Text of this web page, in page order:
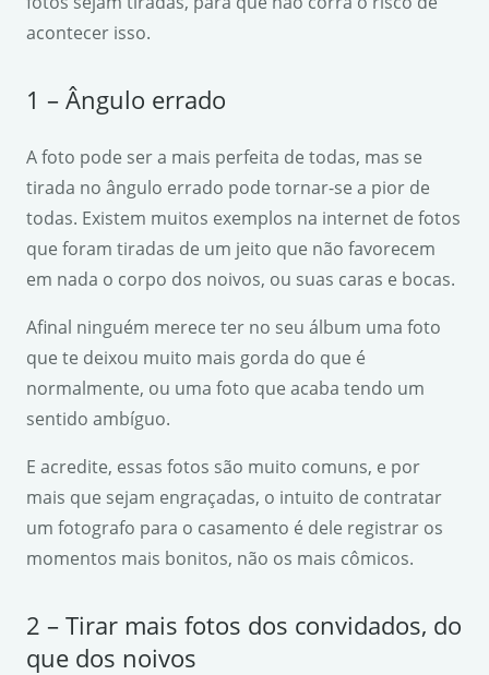
acontecer isso.
1 – Ângulo errado
A foto pode ser a mais perfeita de todas, mas se
tirada no ângulo errado pode tornar-se a pior de
todas. Existem muitos exemplos na internet de fotos
que foram tiradas de um jeito que não favorecem
em nada o corpo dos noivos, ou suas caras e bocas.
Afinal ninguém merece ter no seu álbum uma foto
que te deixou muito mais gorda do que é
normalmente, ou uma foto que acaba tendo um
sentido ambíguo.
E acredite, essas fotos são muito comuns, e por
mais que sejam engraçadas, o intuito de contratar
um fotografo para o casamento é dele registrar os
momentos mais bonitos, não os mais cômicos.
2 – Tirar mais fotos dos convidados, do
que dos noivos